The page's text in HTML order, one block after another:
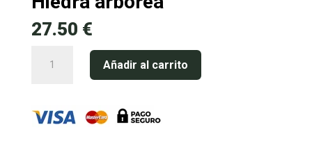
27.50 €
Añadir al carrito